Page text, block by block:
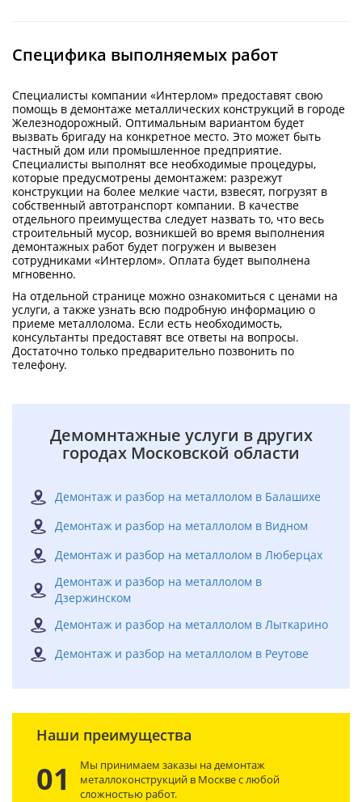
Специфика выполняемых работ
Специалисты компании «Интерлом» предоставят свою
помощь в демонтаже металлических конструкций в городе
Железнодорожный. Оптимальным вариантом будет
вызвать бригаду на конкретное место. Это может быть
частный дом или промышленное предприятие.
Специалисты выполнят все необходимые процедуры,
которые предусмотрены демонтажем: разрежут
конструкции на более мелкие части, взвесят, погрузят в
собственный автотранспорт компании. В качестве
отдельного преимущества следует назвать то, что весь
строительный мусор, возникшей во время выполнения
демонтажных работ будет погружен и вывезен
сотрудниками «Интерлом». Оплата будет выполнена
мгновенно.
На отдельной странице можно ознакомиться с ценами на
услуги, а также узнать всю подробную информацию о
приеме металлолома. Если есть необходимость,
консультанты предоставят все ответы на вопросы.
Достаточно только предварительно позвонить по
телефону.
Демомнтажные услуги в других
городах Московской области
Демонтаж и разбор на металлолом в Балашихе
Демонтаж и разбор на металлолом в Видном
Демонтаж и разбор на металлолом в Люберцах
Демонтаж и разбор на металлолом в
Дзержинском
Демонтаж и разбор на металлолом в Лыткарино
Демонтаж и разбор на металлолом в Реутове
Наши преимущества
01
Мы принимаем заказы на демонтаж
металлоконструкций в Москве с любой
сложностью работ.